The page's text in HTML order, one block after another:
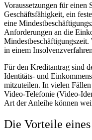
Voraussetzungen für
Geschäftsfähigkeit, ein
eine
Anforderungen an die
in einem
Für den Kreditantrag sind
Identitäts- und
mitzuteilen. In vielen
Video-Telefonie (Video-
Art der Anleihe können
Die Vorteile